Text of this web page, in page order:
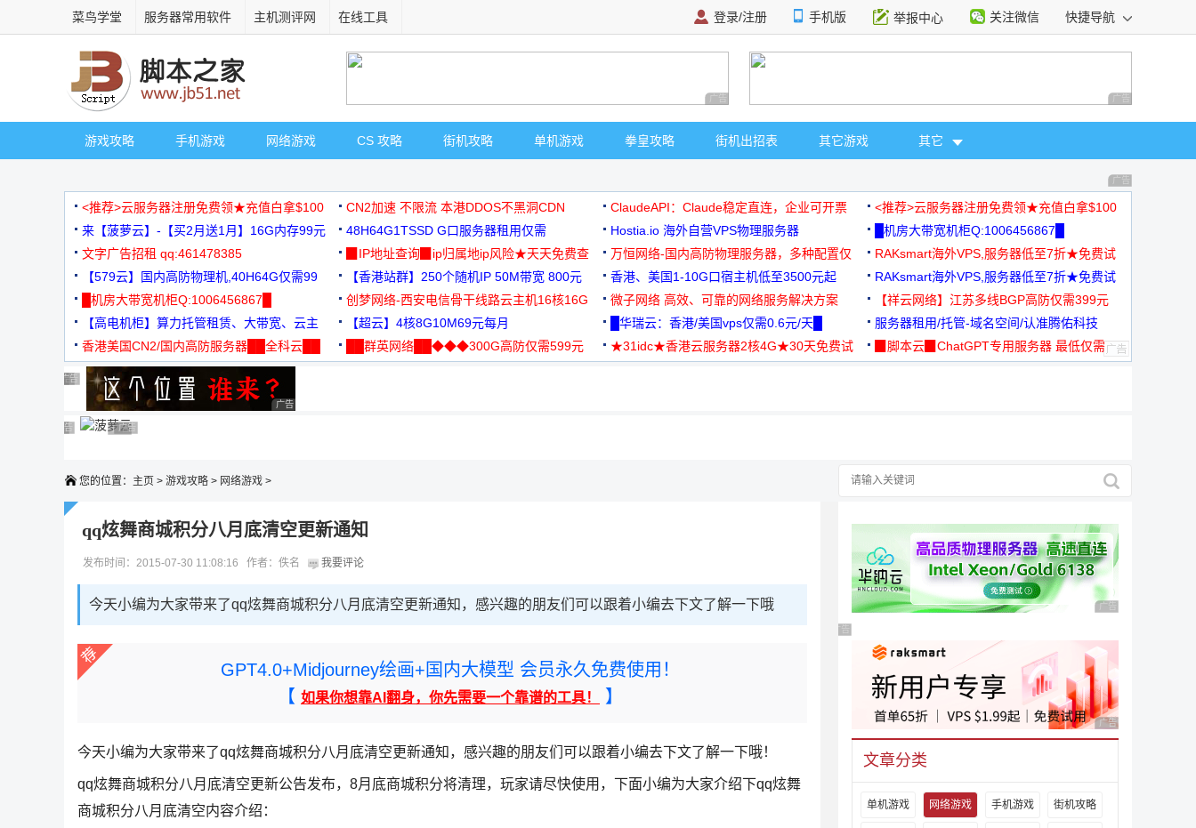
菜鸟学堂 服务器常用软件 主机测评网 在线工具 登录/注册 手机版 举报中心 关注微信 快捷导航
广告 商业广告，理性选择 广告 商业广告，理
游戏攻略 手机游戏 网络游戏 CS 攻略 街机攻略 单机游戏 拳皇攻略 街机出招表 其它游戏 其它
广告 商业广告，理
<推荐>云服务器注册免费领★充值白拿$100 CN2加速 不限流 本港DDOS不黑洞CDN ClaudeAPI：Claude稳定直连，企业可开票
<推荐>云服务器注册免费领★充值白拿$100
来【菠萝云】-【买2月送1月】16G内存99元
48H64G1TSSD G口服务器租用仅需
3000+可免费测试
Hostia.io 海外自营VPS物理服务器
█机房大带宽机柜Q:1006456867█
文字广告招租 qq:461478385
▉IP地址查询▉ip归属地ip风险★天天免费查
万恒网络-国内高防物理服务器，多种配置仅
99元/月起
RAKsmart海外VPS,服务器低至7折★免费试
用★
【579云】国内高防物理机,40H64G仅需99
元
【香港站群】250个随机IP 50M带宽 800元 香港、美国1-10G口宿主机低至3500元起
RAKsmart海外VPS,服务器低至7折★免费试
用★
█机房大带宽机柜Q:1006456867█
创梦网络-西安电信骨干线路云主机16核16G
88元/月
微子网络 高效、可靠的网络服务解决方案
【祥云网络】江苏多线BGP高防仅需399元
【高电机柜】算力托管租赁、大带宽、云主
机
【超云】4核8G10M69元每月 █华瑞云：香港/美国vps仅需0.6元/天█
服务器租用/托管-域名空间/认准腾佑科技
香港美国CN2/国内高防服务器██全科云██
██群英网络██◆◆◆300G高防仅需599元
★31idc★香港云服务器2核4G★30天免费试
▉脚本云▉ChatGPT专用服务器 最低仅需
广告 商业广告，理性选择
广告 商业广告，理性选择
广告 商业广告，理性选择
广告 商业广告，理性选择
广告 商业广告，理性选择
广告 商业广告，理性选择
广告 商业广告，理性选择
广告 商业广告，理性选择广告 商业广告，理性选择
广告 商业广告，理性选择
您的位置： 主页 > 游戏攻略 > 网络游戏 >
qq炫舞商城积分八月底清空更新通知
发布时间：2015-07-30 11:08:16 作者：佚名 我要评论
今天小编为大家带来了qq炫舞商城积分八月底清空更新通知，感兴趣的朋友们可以跟着小编去下文了解一下哦
GPT4.0+Midjourney绘画+国内大模型 会员永久免费使用！
【 如果你想靠AI翻身，你先需要一个靠谱的工具！ 】
今天小编为大家带来了qq炫舞商城积分八月底清空更新通知，感兴趣的朋友们可以跟着小编去下文了解一下哦！
qq炫舞商城积分八月底清空更新公告发布，8月底商城积分将清理，玩家请尽快使用，下面小编为大家介绍下qq炫舞
商城积分八月底清空内容介绍：
广告 商业广告，理性
广告 商业广告，理性选择
广告 商业广告，理性
文章分类
单机游戏 网络游戏 手机游戏 街机攻略